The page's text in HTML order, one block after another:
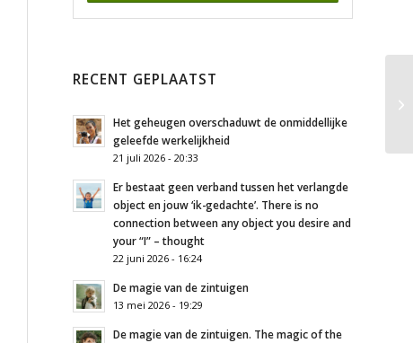
RECENT GEPLAATST
Het geheugen overschaduwt de onmiddellijke
geleefde werkelijkheid
21 juli 2026 - 20:33
Er bestaat geen verband tussen het verlangde
object en jouw ‘ik-gedachte’. There is no
connection between any object you desire and
your “I” – thought
22 juni 2026 - 16:24
De magie van de zintuigen
13 mei 2026 - 19:29
De magie van de zintuigen. The magic of the